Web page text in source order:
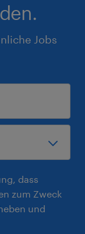
Jobs
dass
zum Zweck
und